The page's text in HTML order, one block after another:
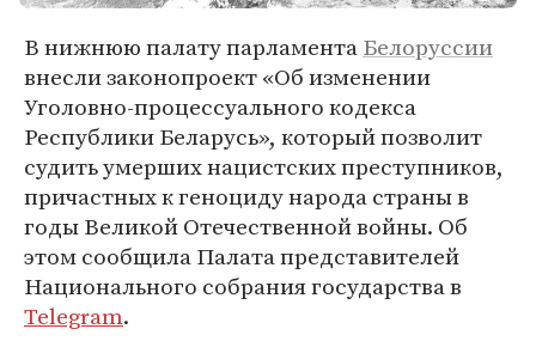
В нижнюю палату парламентаБелоруссии
внесли законопроект «Об изменении
Уголовно-процессуального кодекса
Республики Беларусь», который позволит
судить умерших нацистских преступников,
причастных к геноциду народа страны в
годы Великой Отечественной войны. Об
этом сообщила Палата представителей
Национального собрания государства в
Telegram.